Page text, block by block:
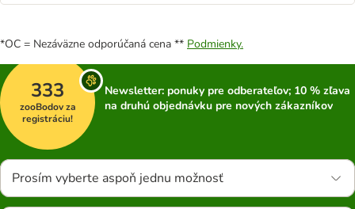
*OC = Nezáväzne odporúčaná cena ** Podmienky.
333
zooBodov za
registráciu!
Newsletter: ponuky pre odberateľov; 10 % zľava
na druhú objednávku pre nových zákazníkov
Prosím vyberte aspoň jednu možnosť